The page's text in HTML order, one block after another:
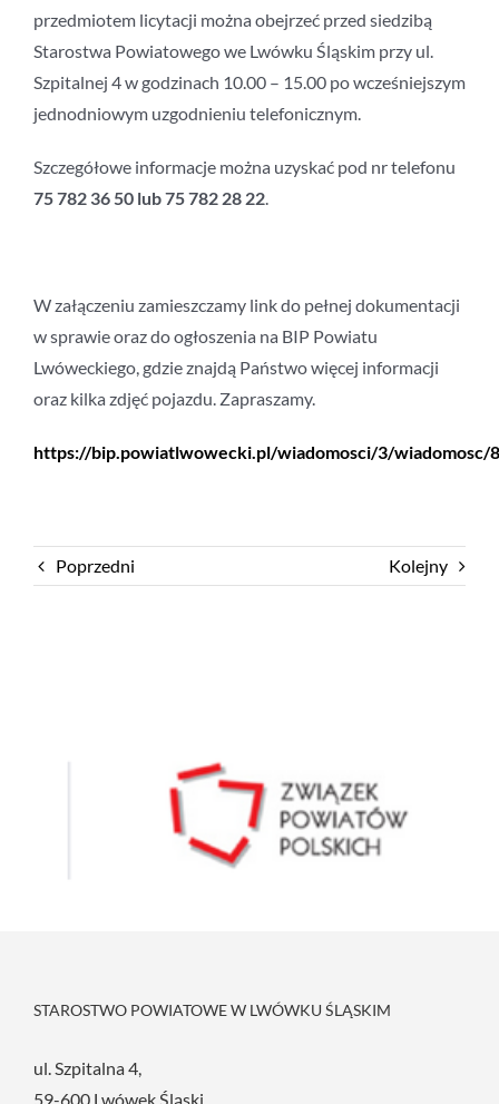
przedmiotem licytacji można obejrzeć przed siedzibą
Starostwa Powiatowego we Lwówku Śląskim przy ul.
Szpitalnej 4 w godzinach 10.00 – 15.00 po wcześniejszym
jednodniowym uzgodnieniu telefonicznym.
Szczegółowe informacje można uzyskać pod nr telefonu
75 782 36 50 lub 75 782 28 22.
W załączeniu zamieszczamy link do pełnej dokumentacji
w sprawie oraz do ogłoszenia na BIP Powiatu
Lwóweckiego, gdzie znajdą Państwo więcej informacji
oraz kilka zdjęć pojazdu. Zapraszamy.
https://bip.powiatlwowecki.pl/wiadomosci/3/wiadomosc/
Poprzedni Kolejny
STAROSTWO POWIATOWE W LWÓWKU ŚLĄSKIM
ul. Szpitalna 4,
59-600 Lwówek Śląski